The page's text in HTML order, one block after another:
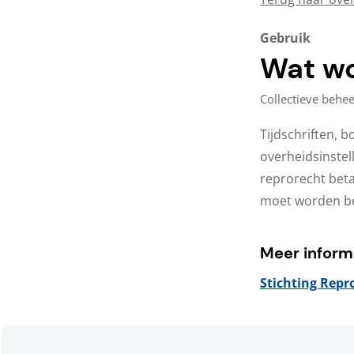
Gebruik
Wat
Collectieve
Tijdschriften,
reprorecht
moet worden
Meer
Stichting